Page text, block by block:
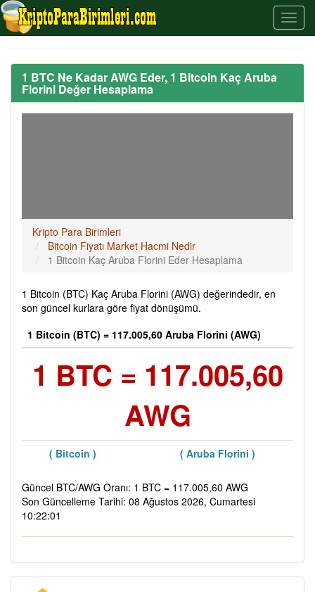
1 BTC Ne Kadar AWG Eder, 1 Bitcoin Kaç Aruba
Florini Değer Hesaplama
Kripto Para Birimleri
Bitcoin Fiyatı Market Hacmi Nedir
1 Bitcoin Kaç Aruba Florini Eder Hesaplama
1 Bitcoin (BTC) Kaç Aruba Florini (AWG) değerindedir, en
son güncel kurlara göre fiyat dönüşümü.
1 Bitcoin (BTC) = 117.005,60 Aruba Florini (AWG)
1 BTC = 117.005,60
AWG
( Bitcoin ) ( Aruba Florini )
Güncel BTC/AWG Oranı: 1 BTC = 117.005,60 AWG
Son Güncelleme Tarihi: 08 Ağustos 2026, Cumartesi
10:22:01